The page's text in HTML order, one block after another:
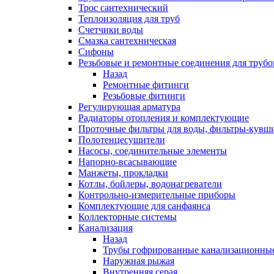
Трос сантехнический
Теплоизоляция для труб
Счетчики воды
Смазка сантехническая
Сифоны
Резьбовые и ремонтные соединения для
Назад
Ремонтные фитинги
Резьбовые фитинги
Регулирующая арматура
Радиаторы отопления и комплектующие
Проточные фильтры для воды, фильтры-
Полотенцесушители
Насосы, соединительные элементы
Напорно-всасывающие
Манжеты, прокладки
Котлы, бойлеры, водонагреватели
Контрольно-измерительные приборы
Комплектующие для санфаянса
Коллекторные системы
Канализация
Назад
Трубы гофрированные
Наружная рыжая
Внутренняя серая